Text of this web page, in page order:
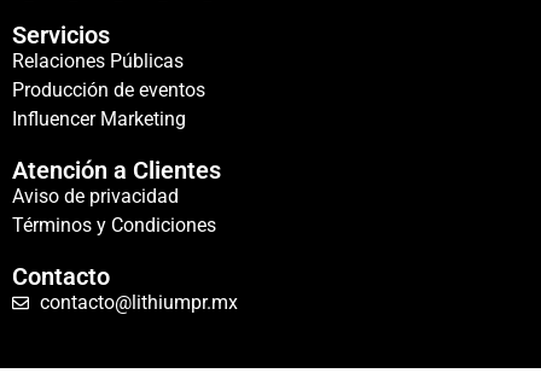
Servicios
Relaciones Públicas
Producción de eventos
Influencer Marketing
Atención a Clientes
Aviso de privacidad
Términos y Condiciones
Contacto
contacto@lithiumpr.mx